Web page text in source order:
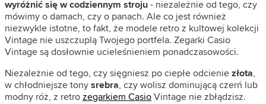
wyróżnić się w codziennym stroju- niezależnie od tego, czy
mówimy o damach, czy o panach. Ale co jest również
niezwykle istotne, to fakt, że modele retro z kultowej kolekcji
Vintage nie uszczuplą Twojego portfela. Zegarki Casio
Vintage są dosłownie ucieleśnieniem ponadczasowości.
Niezależnie od tego, czy sięgniesz po ciepłe odcieniezłota,
w chłodniejsze tonysrebra, czy wolisz dominującą czerń lub
modny róż, z retrozegarkiem CasioVintage nie zbłądzisz.